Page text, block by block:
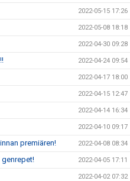
2022-05-15 17:26
2022-05-08 18:18
2022-04-30 09:28
2022-04-24 09:54
2022-04-17 18:00
2022-04-15 12:47
2022-04-14 16:34
2022-04-10 09:17
premiären! 2022-04-08 08:34
genrepet! 2022-04-05 17:11
2022-04-02 07:32